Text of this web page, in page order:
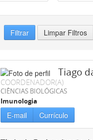
Filtrar Limpar Filtros
Tiago
COORDENADOR(A)
CIÊNCIAS BIOLÓGICAS
Imunologia
E-mail Currículo